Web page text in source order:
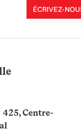
ÉCRIVEZ-
425, Centre-